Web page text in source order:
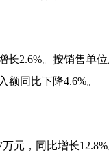
长2.6%。按销售单
额同比下降4.6%。
万元，同比增长12.8%